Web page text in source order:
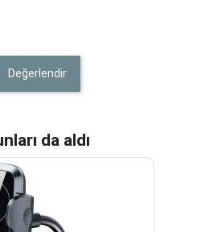
Değerlendir
da aldı